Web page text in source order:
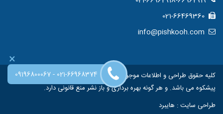
کلیه حقوق طراحی و اطلاعات موجود در این سایت متعلق به فروشگاه اینترنتی
پیشکوه می باشد. و هر گونه بهره برداری و باز نشر منع قانونی دارد.
طراحی سایت: هایبرد
×
09196800067- 021-66968374